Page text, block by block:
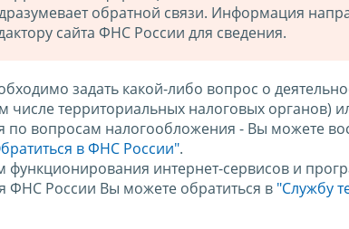
обратной связи. Информация
сайта ФНС России для сведения.
задать какой-либо вопрос о
числе территориальных налоговых органов)
по вопросам налогообложения - Вы можете
в ФНС России".
функционирования интернет-сервисов и
ФНС России Вы можете обратиться в "Службу